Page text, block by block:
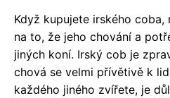
Když kupujete irského
na to, že jeho chování a
jiných koní. Irský cob je
chová se velmi přívětivě k
každého jiného zvířete, je